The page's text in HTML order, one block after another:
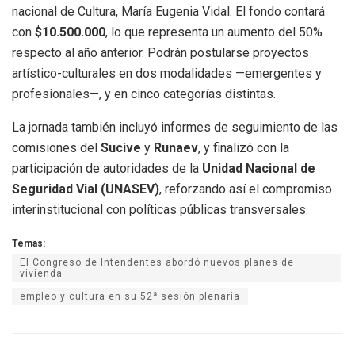
nacional de Cultura, María Eugenia Vidal. El fondo contará
con $10.500.000, lo que representa un aumento del 50%
respecto al año anterior. Podrán postularse proyectos
artístico-culturales en dos modalidades —emergentes y
profesionales—, y en cinco categorías distintas.
La jornada también incluyó informes de seguimiento de las
comisiones del Sucive y Runaev, y finalizó con la
participación de autoridades de la Unidad Nacional de
Seguridad Vial (UNASEV), reforzando así el compromiso
interinstitucional con políticas públicas transversales.
Temas:
El Congreso de Intendentes abordó nuevos planes de
vivienda
empleo y cultura en su 52ª sesión plenaria